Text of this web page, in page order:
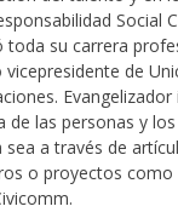
Social
toda su carrera
de
Evangelizador
de las personas y
sea a través de
o proyectos como